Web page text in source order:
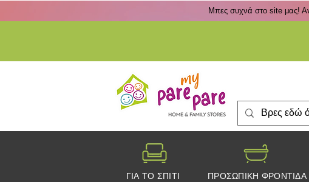
Μπες συχνά στο site μας!
ΓΙΑ ΤΟ ΣΠΙΤΙ ΠΡΟΣΩΠΙΚΗ ΦΡΟΝΤΙΔΑ